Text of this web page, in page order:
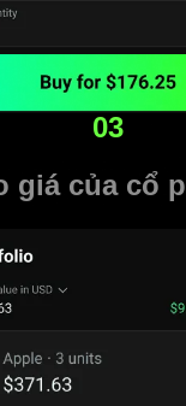
03
giá của cổ